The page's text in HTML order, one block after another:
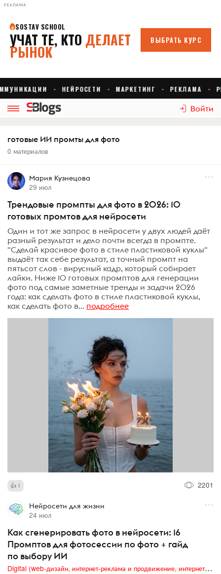
РЕКЛАМА
Войти
готовые ИИ промты для фото
0 материалов
Мария Кузнецова
29 июл
Трендовые промпты для фото в 2026: 10
готовых промтов для нейросети
Один и тот же запрос в нейросети у двух людей даёт
разный результат и дело почти всегда в промпте.
"Сделай красивое фото в стиле пластиковой куклы"
выдаёт так себе результат, а точный промпт на
пятьсот слов - вирусный кадр, который собирает
лайки. Ниже 10 готовых промптов для генерации
фото под самые заметные тренды и задачи 2026
года: как сделать фото в стиле пластиковой куклы,
как сделать фото в... подробнее
1 2201
Нейросети для жизни
24 июл
Как сгенерировать фото в нейросети: 16
Промптов для фотосессии по фото + гайд
по выбору ИИ
Digital (web-дизайн, интернет-реклама и продвижение, интернет-сообщества и блоги, интернет-коммуникации, мобильный маркетинг, реклама на цифровых экранах)